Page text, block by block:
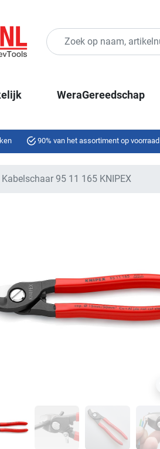
WeraGereedschap
90% van het assortiment op voorraad
Kabelschaar 95 11 165 KNIPEX